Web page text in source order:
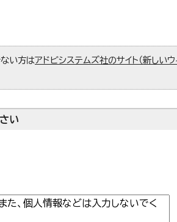
い方はアドビシステムズ社のサイト（新しいウ
い